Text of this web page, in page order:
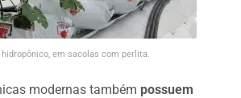
em sacolas com perlita.
modernas também possuem